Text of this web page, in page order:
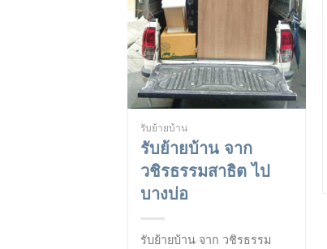
รับย้ายบ้าน
รับย้ายบ้าน จาก
วชิรธรรมสาธิต ไป
บางบ่อ
รับย้ายบ้าน จาก วชิรธรรม